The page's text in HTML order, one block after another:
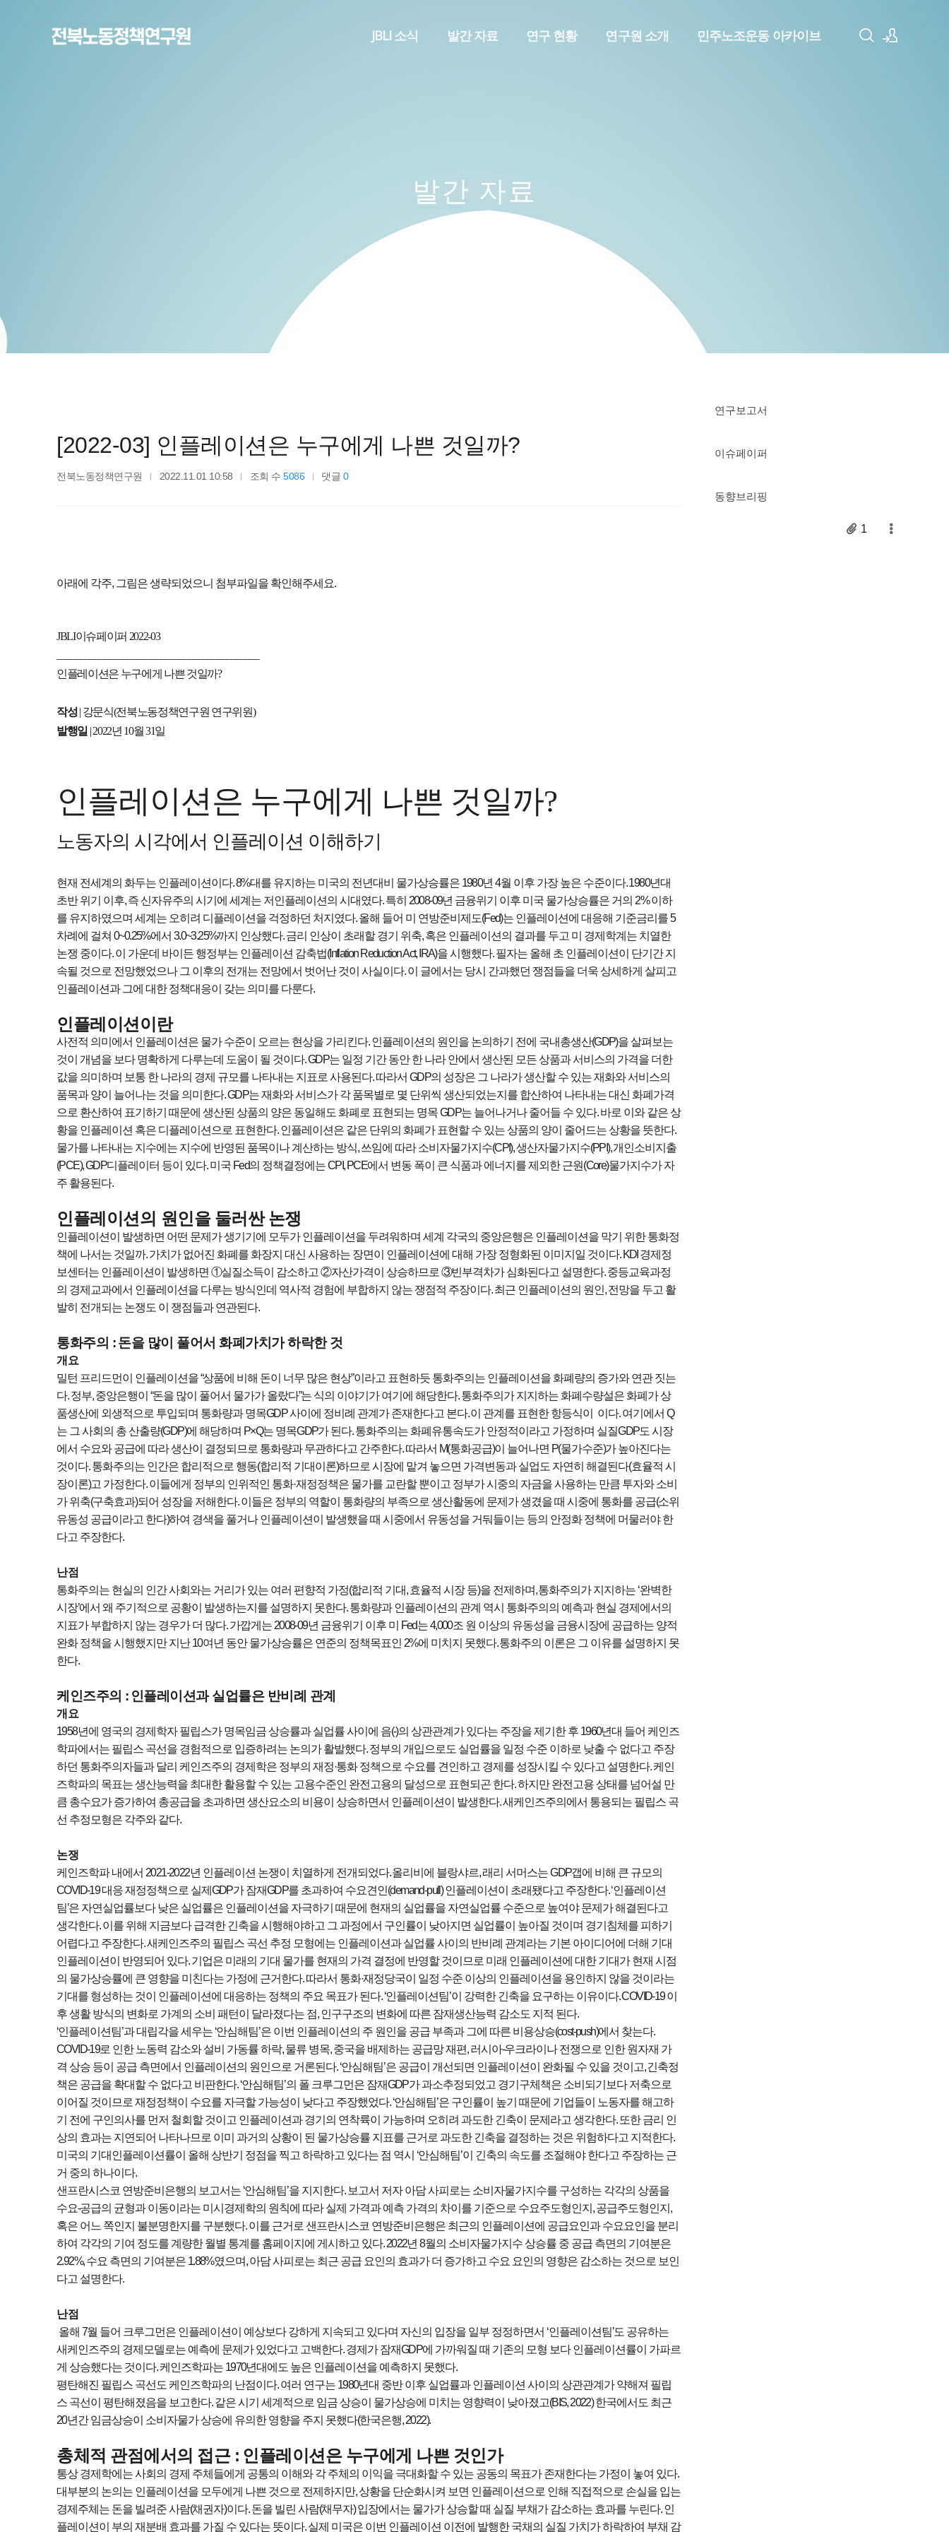
JBLI 소식 발간 자료 연구 현황 연구원 소개 민주노조운동 아카이브
발간 자료
연구보고서
이슈페이퍼
동향브리핑
[2022-03] 인플레이션은 누구에게 나쁜 것일까?
전북노동정책연구원 2022.11.01 10:58 조회 수5086 댓글 0
1
아래에 각주, 그림은 생략되었으니 첨부파일을 확인해주세요.
JBLI이슈페이퍼 2022-03
인플레이션은 누구에게 나쁜 것일까?
작성 | 강문식(전북노동정책연구원 연구위원)
발행일 | 2022년 10월31일
인플레이션은 누구에게 나쁜 것일까?
노동자의 시각에서 인플레이션 이해하기
현재 전세계의 화두는 인플레이션이다. 8%대를 유지하는 미국의 전년대비 물가상승률은 1980년4월 이후 가장 높은 수준이다. 1980년대
초반 위기 이후,즉 신자유주의 시기에 세계는 저인플레이션의 시대였다.특히 2008-09년 금융위기 이후 미국 물가상승률은 거의 2%이하
를 유지하였으며 세계는 오히려 디플레이션을 걱정하던 처지였다.올해 들어 미 연방준비제도(Fed)는 인플레이션에 대응해 기준금리를5
차례에 걸쳐 0~0.25%에서 3.0~3.25%까지 인상했다.금리 인상이 초래할 경기 위축,혹은 인플레이션의 결과를 두고 미 경제학계는 치열한
논쟁 중이다.이 가운데 바이든 행정부는 인플레이션 감축법(Inflation Reduction Act, IRA)을 시행했다.필자는 올해 초 인플레이션이 단기간 지
속될 것으로 전망했었으나 그 이후의 전개는 전망에서 벗어난 것이 사실이다.이 글에서는 당시 간과했던 쟁점들을 더욱 상세하게 살피고
인플레이션과 그에 대한 정책대응이 갖는 의미를 다룬다.
인플레이션이란
사전적 의미에서 인플레이션은 물가 수준이 오르는 현상을 가리킨다.인플레이션의 원인을 논의하기 전에 국내총생산(GDP)을 살펴보는
것이 개념을 보다 명확하게 다루는데 도움이 될 것이다. GDP는 일정 기간 동안 한 나라 안에서 생산된 모든 상품과 서비스의 가격을 더한
값을 의미하며 보통 한 나라의 경제 규모를 나타내는 지표로 사용된다.따라서 GDP의 성장은 그 나라가 생산할 수 있는 재화와 서비스의
품목과 양이 늘어나는 것을 의미한다. GDP는 재화와 서비스가 각 품목별로 몇 단위씩 생산되었는지를 합산하여 나타내는 대신 화폐가격
으로 환산하여 표기하기 때문에 생산된 상품의 양은 동일해도 화폐로 표현되는 명목GDP는 늘어나거나 줄어들 수 있다.바로 이와 같은 상
황을 인플레이션 혹은 디플레이션으로 표현한다.인플레이션은 같은 단위의 화폐가 표현할 수 있는 상품의 양이 줄어드는 상황을 뜻한다.
물가를 나타내는 지수에는 지수에 반영된 품목이나 계산하는 방식,쓰임에 따라 소비자물가지수(CPI),생산자물가지수(PPI),개인소비지출
(PCE), GDP디플레이터 등이 있다.미국 Fed의 정책결정에는CPI, PCE에서 변동 폭이 큰 식품과 에너지를 제외한 근원(Core)물가지수가 자
주 활용된다.
​​​​​​​인플레이션의 원인을 둘러싼 논쟁
인플레이션이 발생하면 어떤 문제가 생기기에 모두가 인플레이션을 두려워하며 세계 각국의 중앙은행은 인플레이션을 막기 위한 통화정
책에 나서는 것일까.가치가 없어진 화폐를 화장지 대신 사용하는 장면이 인플레이션에 대해 가장 정형화된 이미지일 것이다. KDI 경제정
보센터는 인플레이션이 발생하면 ①실질소득이 감소하고②자산가격이 상승하므로 ③빈부격차가 심화된다고 설명한다.중등교육과정
의 경제교과에서 인플레이션을 다루는 방식인데 역사적 경험에 부합하지 않는 쟁점적 주장이다.최근 인플레이션의 원인,전망을 두고 활
발히 전개되는 논쟁도 이 쟁점들과 연관된다.
​​​​​​​통화주의 :돈을 많이 풀어서 화폐가치가 하락한 것
개요
밀턴 프리드먼이 인플레이션을“상품에 비해 돈이 너무 많은 현상”이라고 표현하듯 통화주의는 인플레이션을 화폐량의 증가와 연관 짓는
다.정부,중앙은행이 “돈을 많이 풀어서 물가가 올랐다”는 식의 이야기가 여기에 해당한다.통화주의가 지지하는 화폐수량설은 화폐가 상
품생산에 외생적으로 투입되며 통화량과 명목GDP사이에 정비례 관계가 존재한다고 본다.이 관계를 표현한 항등식이 이다.여기에서Q
는 그 사회의 총 산출량(GDP)에 해당하며 P×Q는 명목GDP가 된다.통화주의는 화폐유통속도가 안정적이라고 가정하며 실질GDP도 시장
에서 수요와 공급에 따라 생산이 결정되므로 통화량과 무관하다고 간주한다.따라서 M(통화공급)이 늘어나면 P(물가수준)가 높아진다는
것이다. 통화주의는 인간은 합리적으로 행동(합리적 기대이론)하므로 시장에 맡겨 놓으면 가격변동과 실업도 자연히 해결된다(효율적 시
장이론)고 가정한다.이들에게 정부의 인위적인 통화·재정정책은 물가를 교란할 뿐이고 정부가 시중의 자금을 사용하는 만큼 투자와 소비
가 위축(구축효과)되어 성장을 저해한다.이들은 정부의 역할이 통화량의 부족으로 생산활동에 문제가 생겼을 때 시중에 통화를 공급(소위
유동성 공급이라고 한다)하여 경색을 풀거나 인플레이션이 발생했을 때 시중에서 유동성을 거둬들이는 등의 안정화 정책에 머물러야 한
다고 주장한다.
난점
통화주의는 현실의 인간 사회와는 거리가 있는 여러 편향적 가정(합리적 기대, 효율적 시장 등)을 전제하며,통화주의가 지지하는 ‘완벽한
시장’에서 왜 주기적으로 공황이 발생하는지를 설명하지 못한다.통화량과 인플레이션의 관계 역시 통화주의의 예측과 현실 경제에서의
지표가 부합하지 않는 경우가 더 많다.가깝게는 2008-09년 금융위기 이후 미 Fed는4,000조 원 이상의 유동성을 금융시장에 공급하는 양적
완화 정책을 시행했지만 지난10여년 동안 물가상승률은 연준의 정책목표인 2%에 미치지 못했다.통화주의 이론은 그 이유를 설명하지 못
한다.
​​​​​​​케인즈주의 : 인플레이션과 실업률은 반비례 관계
개요
1958년에 영국의 경제학자 필립스가 명목임금 상승률과 실업률 사이에 음(-)의 상관관계가 있다는 주장을 제기한 후 1960년대 들어 케인즈
학파에서는 필립스 곡선을 경험적으로 입증하려는 논의가 활발했다.정부의 개입으로도 실업률을 일정 수준 이하로 낮출 수 없다고 주장
하던 통화주의자들과 달리 케인즈주의 경제학은 정부의 재정·통화 정책으로 수요를 견인하고 경제를 성장시킬 수 있다고 설명한다.케인
즈학파의 목표는 생산능력을 최대한 활용할 수 있는 고용수준인 완전고용의 달성으로 표현되곤 한다.하지만 완전고용 상태를 넘어설 만
큼 총수요가 증가하여 총공급을 초과하면 생산요소의 비용이 상승하면서 인플레이션이 발생한다.새케인즈주의에서 통용되는 필립스 곡
선 추정모형은 각주와 같다.
논쟁
케인즈학파 내에서 2021-2022년 인플레이션 논쟁이 치열하게 전개되었다.올리비에 블랑샤르,래리 서머스는GDP갭에 비해 큰 규모의
COVID-19대응 재정정책으로 실제 GDP가 잠재GDP를 초과하여 수요견인(demand-pull)인플레이션이 초래됐다고 주장한다. ‘인플레이션
팀’은 자연실업률보다 낮은 실업률은 인플레이션을 자극하기 때문에 현재의 실업률을 자연실업률 수준으로 높여야 문제가 해결된다고
생각한다.이를 위해 지금보다 급격한 긴축을 시행해야하고 그 과정에서 구인률이 낮아지면 실업률이 높아질 것이며 경기침체를 피하기
어렵다고 주장한다.새케인즈주의 필립스 곡선 추정 모형에는 인플레이션과 실업률 사이의 반비례 관계라는 기본 아이디어에 더해 기대
인플레이션이 반영되어 있다.기업은 미래의 기대 물가를 현재의 가격 결정에 반영할 것이므로 미래 인플레이션에 대한 기대가 현재 시점
의 물가상승률에 큰 영향을 미친다는 가정에 근거한다.따라서 통화·재정당국이 일정 수준 이상의 인플레이션을 용인하지 않을 것이라는
기대를 형성하는 것이 인플레이션에 대응하는 정책의 주요 목표가 된다. ‘인플레이션팀’이 강력한 긴축을 요구하는 이유이다. COVID-19이
후 생활 방식의 변화로 가계의 소비 패턴이 달라졌다는 점,인구구조의 변화에 따른 잠재생산능력 감소도 지적 된다.
‘인플레이션팀’과 대립각을 세우는 ‘안심해팀’은 이번 인플레이션의 주 원인을 공급 부족과 그에 따른 비용상승(cost-push)에서 찾는다.
COVID-19로 인한 노동력 감소와 설비 가동률 하락,물류 병목,중국을 배제하는 공급망 재편,러시아-우크라이나 전쟁으로 인한 원자재 가
격 상승 등이 공급 측면에서 인플레이션의 원인으로 거론된다. ‘안심해팀’은 공급이 개선되면 인플레이션이 완화될 수 있을 것이고,긴축정
책은 공급을 확대할 수 없다고 비판한다. ‘안심해팀’의 폴 크루그먼은 잠재GDP가 과소추정되었고 경기구체책은 소비되기보다 저축으로
이어질 것이므로 재정정책이 수요를 자극할 가능성이 낮다고 주장했었다. ‘안심해팀’은 구인률이 높기 때문에 기업들이 노동자를 해고하
기 전에 구인의사를 먼저 철회할 것이고 인플레이션과 경기의 연착륙이 가능하며 오히려 과도한 긴축이 문제라고 생각한다. 또한 금리 인
상의 효과는 지연되어 나타나므로 이미 과거의 상황이 된 물가상승률 지표를 근거로 과도한 긴축을 결정하는 것은 위험하다고 지적한다.
미국의 기대인플레이션률이 올해 상반기 정점을 찍고 하락하고 있다는 점 역시 ‘안심해팀’이 긴축의 속도를 조절해야 한다고 주장하는 근
거 중의 하나이다.
샌프란시스코 연방준비은행의 보고서는 ‘안심해팀’을 지지한다. 보고서 저자 아담 사피로는 소비자물가지수를 구성하는 각각의 상품을
수요-공급의 균형과 이동이라는 미시경제학의 원칙에 따라 실제 가격과 예측 가격의 차이를 기준으로 수요주도형인지 ,공급주도형인지 ,
혹은 어느 쪽인지 불분명한지를 구분했다.이를 근거로 샌프란시스코 연방준비은행은 최근의 인플레이션에 공급요인과 수요요인을 분리
하여 각각의 기여 정도를 계량한 월별 통계를 홈페이지에 게시하고 있다. 2022년8월의 소비자물가지수 상승률 중 공급 측면의 기여분은
2.92%,수요 측면의 기여분은 1.88%였으며,아담 사피로는 최근 공급 요인의 효과가 더 증가하고 수요 요인의 영향은 감소하는 것으로 보인
다고 설명한다.
난점
올해 7월 들어 크루그먼은 인플레이션이 예상보다 강하게 지속되고 있다며 자신의 입장을 일부 정정하면서 ‘인플레이션팀’도 공유하는
새케인즈주의 경제모델로는 예측에 문제가 있었다고 고백한다.경제가 잠재GDP에 가까워질 때 기존의 모형 보다 인플레이션률이 가파르
게 상승했다는 것이다.케인즈학파는 1970년대에도 높은 인플레이션을 예측하지 못했다.
평탄해진 필립스 곡선도 케인즈학파의 난점이다.여러 연구는 1980년대 중반 이후 실업률과 인플레이션 사이의 상관관계가 약해져 필립
스 곡선이 평탄해졌음을 보고한다.같은 시기 세계적으로 임금 상승이 물가상승에 미치는 영향력이 낮아졌고(BIS, 2022)한국에서도 최근
20년간 임금상승이 소비자물가 상승에 유의한 영향을 주지 못했다(한국은행, 2022).
총체적 관점에서의 접근 : 인플레이션은 누구에게 나쁜 것인가
통상 경제학에는 사회의 경제 주체들에게 공통의 이해와 각 주체의 이익을 극대화할 수 있는 공동의 목표가 존재한다는 가정이 놓여 있다.
대부분의 논의는 인플레이션을 모두에게 나쁜 것으로 전제하지만,상황을 단순화시켜 보면 인플레이션으로 인해 직접적으로 손실을 입는
경제주체는 돈을 빌려준 사람(채권자)이다.돈을 빌린 사람(채무자)입장에서는 물가가 상승할 때 실질 부채가 감소하는 효과를 누린다.인
플레이션이 부의 재분배 효과를 가질 수 있다는 뜻이다.실제 미국은 이번 인플레이션 이전에 발행한 국채의 실질 가치가 하락하여 부채 감